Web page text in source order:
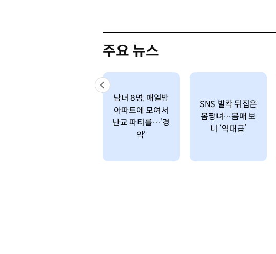
주요 뉴스
남녀 8명, 매일밤
아파트에 모여서
난교 파티를…‘경
악’
SNS 발칵 뒤집은
몸짱녀…몸매 보
니 ‘역대급’